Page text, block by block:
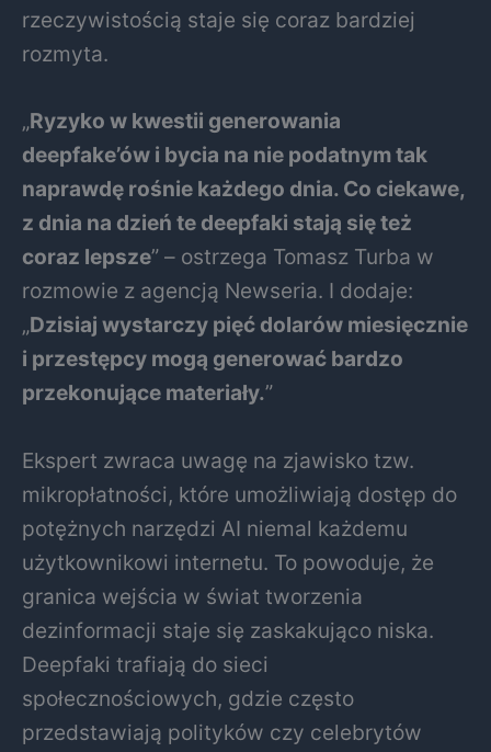
rzeczywistością staje się coraz bardziej
rozmyta.
„Ryzyko w kwestii generowania
deepfake’ów i bycia na nie podatnym tak
naprawdę rośnie każdego dnia. Co ciekawe,
z dnia na dzień te deepfaki stają się też
coraz lepsze” – ostrzega Tomasz Turba w
rozmowie z agencją Newseria. I dodaje:
„Dzisiaj wystarczy pięć dolarów miesięcznie
i przestępcy mogą generować bardzo
przekonujące materiały.”
Ekspert zwraca uwagę na zjawisko tzw.
mikropłatności, które umożliwiają dostęp do
potężnych narzędzi AI niemal każdemu
użytkownikowi internetu. To powoduje, że
granica wejścia w świat tworzenia
dezinformacji staje się zaskakująco niska.
Deepfaki trafiają do sieci
społecznościowych, gdzie często
przedstawiają polityków czy celebrytów